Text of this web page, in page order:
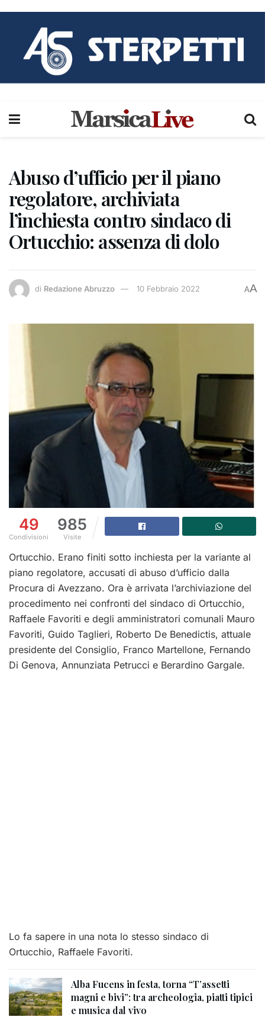
Abuso d’ufficio per il piano
regolatore, archiviata
l’inchiesta contro sindaco di
Ortucchio: assenza di dolo
di Redazione Abruzzo 10 Febbraio 2022 AA
49
Condivisioni
985
Visite
Ortucchio. Erano finiti sotto inchiesta per la variante al
piano regolatore, accusati di abuso d’ufficio dalla
Procura di Avezzano. Ora è arrivata l’archiviazione del
procedimento nei confronti del sindaco di Ortucchio,
Raffaele Favoriti e degli amministratori comunali Mauro
Favoriti, Guido Taglieri, Roberto De Benedictis, attuale
presidente del Consiglio, Franco Martellone, Fernando
Di Genova, Annunziata Petrucci e Berardino Gargale.
Lo fa sapere in una nota lo stesso sindaco di
Ortucchio, Raffaele Favoriti.
Alba Fucens in festa, torna “T’assetti
magni e bivi”: tra archeologia, piatti tipici
e musica dal vivo